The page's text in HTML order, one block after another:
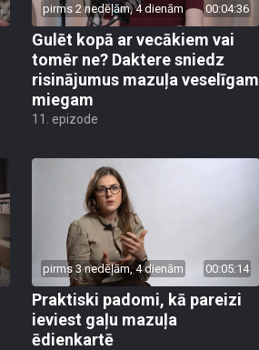
pirms 2 nedēļām, 4 dienām 00:04:36
Gulēt kopā ar vecākiem vai
tomēr ne? Daktere sniedz
risinājumus mazuļa veselīgam
miegam
11. epizode
pirms 3 nedēļām, 4 dienām 00:05:14
Praktiski padomi, kā pareizi
ieviest gaļu mazuļa
ēdienkartē